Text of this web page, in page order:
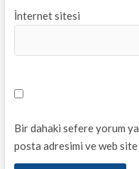
İnternet sitesi
Bir dahaki sefere yorum
posta adresimi ve web